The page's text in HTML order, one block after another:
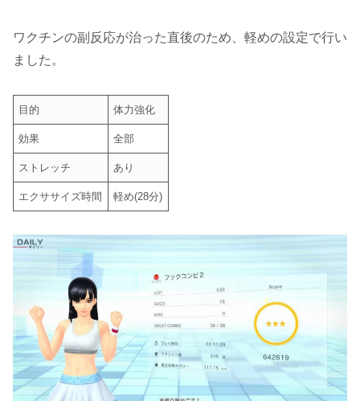
ワクチンの副反応が治った直後のため、軽めの設定で行い
ました。
目的 体力強化
効果 全部
ストレッチ あり
エクササイズ時間 軽め(28分)